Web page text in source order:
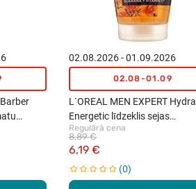
02.08.2026 - 01.09.2026
02.08-01.09
L`OREAL MEN EXPERT Hydra
Energetic līdzeklis sejas
mazgāšanai, 100ml
Regulārā cena
6,19 €
8,89 €
0